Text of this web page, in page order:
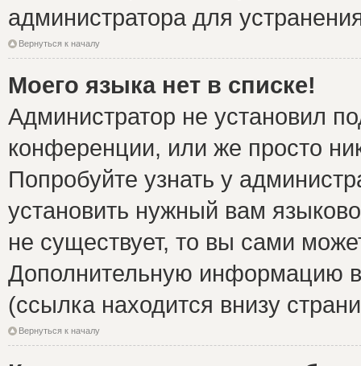
администратора для
Вернуться к началу
Моего языка нет в списке!
Администратор не установил
конференции, или же просто
Попробуйте узнать у
установить нужный вам
не существует, то вы сами
Дополнительную информацию
(ссылка находится внизу
Вернуться к началу